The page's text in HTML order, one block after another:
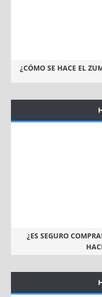
¿CÓMO SE HACE EL
¿ES SEGURO